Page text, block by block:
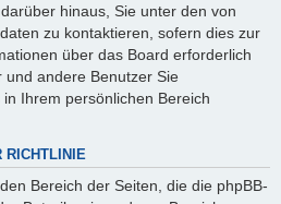
hinaus, Sie unter den von
zu kontaktieren, sofern dies zur
über das Board erforderlich
andere Benutzer Sie
Ihrem persönlichen Bereich
RICHTLINIE
Bereich der Seiten, die die phpBB-